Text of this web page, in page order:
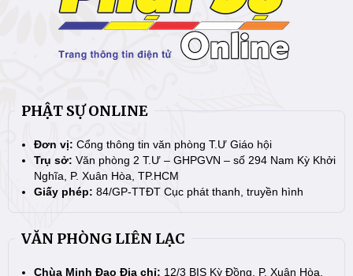
PHẬT SỰ ONLINE
Đơn vị: Cổng thông tin văn phòng T.Ư Giáo hội
Trụ sở: Văn phòng 2 T.Ư – GHPGVN – số 294 Nam Kỳ Khởi
Nghĩa, P. Xuân Hòa, TP.HCM
Giấy phép: 84/GP-TTĐT Cục phát thanh, truyền hình
VĂN PHÒNG LIÊN LẠC
Chùa Minh Đạo Địa chỉ: 12/3 BIS Kỳ Đồng, P. Xuân Hòa,